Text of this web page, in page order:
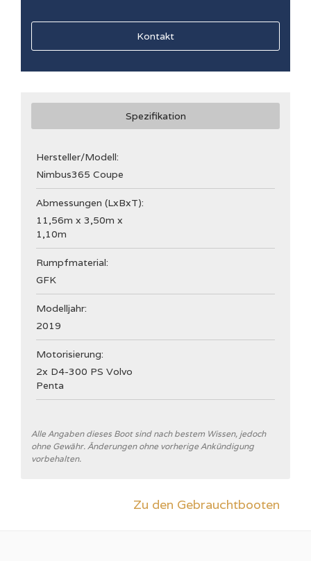
Kontakt
Spezifikation
Hersteller/Modell:
Nimbus365 Coupe
Abmessungen (LxBxT):
11,56m x 3,50m x
1,10m
Rumpfmaterial:
GFK
Modelljahr:
2019
Motorisierung:
2x D4-300 PS Volvo
Penta
Allgemein
Werft
Alle Angaben dieses Boot sind nach bestem Wissen, jedoch
ohne Gewähr. Änderungen ohne vorherige Ankündigung
vorbehalten.
Zu den Gebrauchtbooten